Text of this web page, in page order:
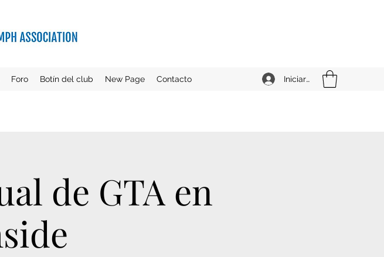
Foro Botín del club New Page Contacto Iniciar sesión
de GTA en